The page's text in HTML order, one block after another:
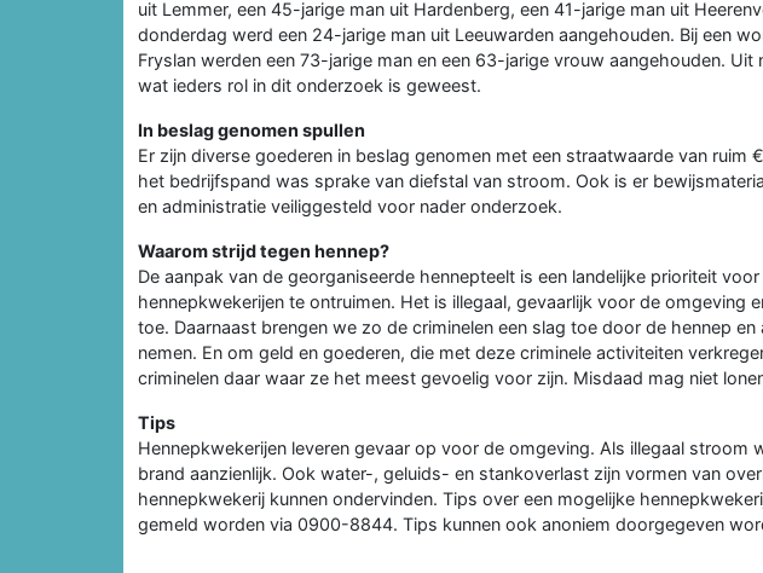
uit Lemmer, een 45-jarige man uit Hardenberg, een 41-jarige man uit
donderdag werd een 24-jarige man uit Leeuwarden aangehouden. Bij een
Fryslan werden een 73-jarige man en een 63-jarige vrouw aangehouden.
wat ieders rol in dit onderzoek is geweest.
In beslag genomen spullen
Er zijn diverse goederen in beslag genomen met een straatwaarde van ruim
het bedrijfspand was sprake van diefstal van stroom. Ook is er
en administratie veiliggesteld voor nader onderzoek.
Waarom strijd tegen hennep?
De aanpak van de georganiseerde hennepteelt is een landelijke prioriteit
hennepkwekerijen te ontruimen. Het is illegaal, gevaarlijk voor de omgeving
toe. Daarnaast brengen we zo de criminelen een slag toe door de hennep
nemen. En om geld en goederen, die met deze criminele activiteiten
criminelen daar waar ze het meest gevoelig voor zijn. Misdaad mag niet
Tips
Hennepkwekerijen leveren gevaar op voor de omgeving. Als illegaal stroom
brand aanzienlijk. Ook water-, geluids- en stankoverlast zijn vormen van
hennepkwekerij kunnen ondervinden. Tips over een mogelijke
gemeld worden via 0900-8844. Tips kunnen ook anoniem doorgegeven